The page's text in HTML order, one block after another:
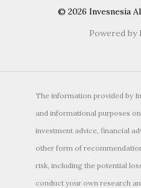
© 2026 Invesnesia
Powered by
The information provided by
and informational purposes
investment advice, financial
other form of
risk, including the potential
conduct your own research